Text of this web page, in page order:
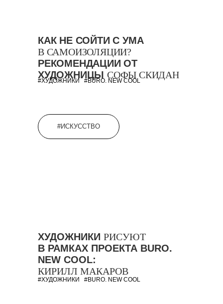
КАК НЕ СОЙТИ С УМА
В САМОИЗОЛЯЦИИ?
РЕКОМЕНДАЦИИ ОТ
ХУДОЖНИЦЫСОФЫ СКИДАН
#ХУДОЖНИКИ #BURO. NEW COOL
#ИСКУССТВО
ХУДОЖНИКИ РИСУЮТ
В РАМКАХ ПРОЕКТА BURO.
NEW COOL:
КИРИЛЛ МАКАРОВ
#ХУДОЖНИКИ #BURO. NEW COOL